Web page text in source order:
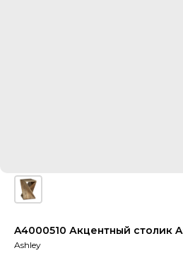
A4000510 Акцентный столик
Ashley